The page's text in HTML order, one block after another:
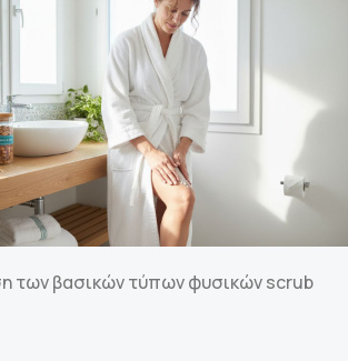
των βασικών τύπων φυσικών scrub